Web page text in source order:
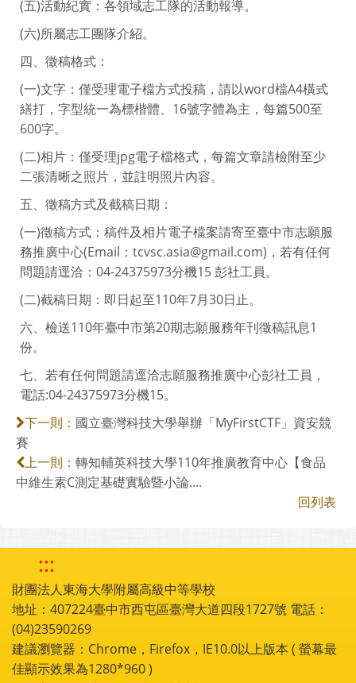
(四)分享自身從事志願服務心得故事。
(五)活動紀實：各領域志工隊的活動報導。
(六)所屬志工團隊介紹。
四、徵稿格式：
(一)文字：僅受理電子檔方式投稿，請以word檔A4橫式
600字。
二張清晰之照片，並註明照片內容。
五、徵稿方式及截稿日期：
(一)徵稿方式：稿件及相片電子檔案請寄至臺中市志願服
問題請逕洽：04-24375973分機15 彭社工員。
(二)截稿日期：即日起至110年7月30日止。
份。
電話:04-24375973分機15。
下一則： 國立臺灣科技大學舉辦「MyFirstCTF」資安競
賽
轉知輔英科技大學110年推廣教育中心【食品
:::
財團法人東海大學附屬高級中等學校
地址：407224臺中市西屯區臺灣大道四段1727號 電話：
(04)23590269